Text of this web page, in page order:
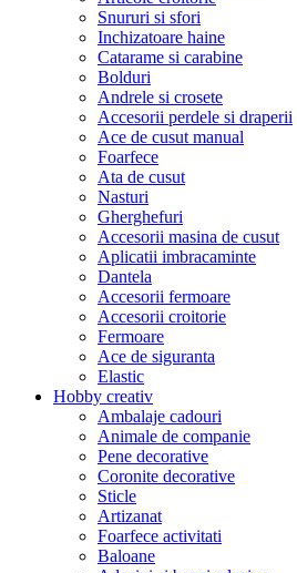
Snururi si sfori
Inchizatoare haine
Catarame si carabine
Bolduri
Andrele si crosete
Accesorii perdele si draperii
Ace de cusut manual
Foarfece
Ata de cusut
Nasturi
Gherghefuri
Accesorii masina de cusut
Aplicatii imbracaminte
Dantela
Accesorii fermoare
Accesorii croitorie
Fermoare
Ace de siguranta
Elastic
Hobby creativ
Ambalaje cadouri
Animale de companie
Pene decorative
Coronite decorative
Sticle
Artizanat
Foarfece activitati
Baloane